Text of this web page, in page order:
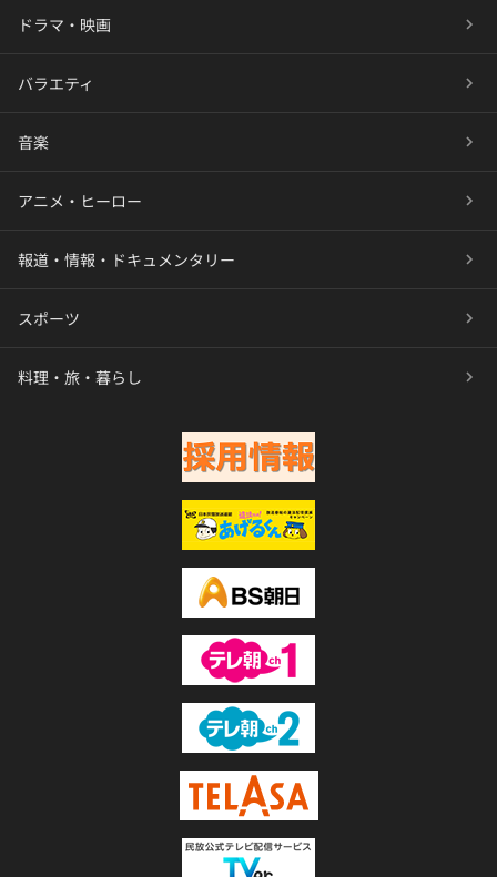
ドラマ・映画
バラエティ
音楽
アニメ・ヒーロー
報道・情報・ドキュメンタリー
スポーツ
料理・旅・暮らし